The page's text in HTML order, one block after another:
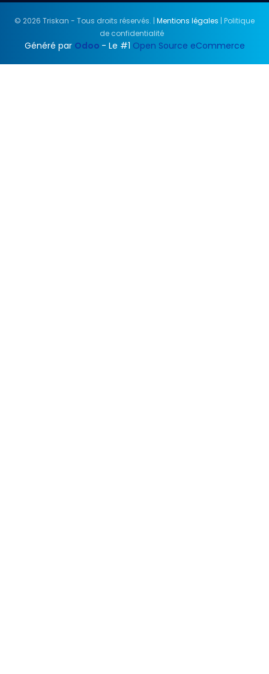
© 2026 Triskan - Tous droits réservés. | Mentions légales | Politique
de confidentialité
Généré par Odoo - Le #1 Open Source eCommerce